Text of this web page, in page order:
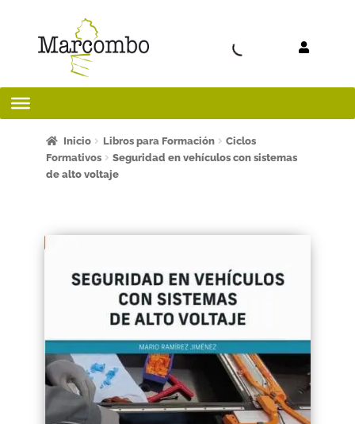
navegación
contenido
¡Bienvenido al apartado para profesores!
AVISO LEGAL
Black Friday 2025
Inicio Libros para Formación
Ciclos
Formativos
Seguridad en vehículos con sistemas
de alto voltaje